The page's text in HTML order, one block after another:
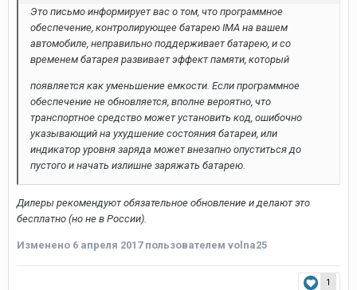
Это письмо информирует вас о том, что программное
обеспечение, контролирующее батарею IMA на вашем
автомобиле, неправильно поддерживает батарею, и со
временем батарея развивает эффект памяти, который
появляется как уменьшение емкости. Если программное
обеспечение не обновляется, вполне вероятно, что
транспортное средство может установить код, ошибочно
указывающий на ухудшение состояния батареи, или
индикатор уровня заряда может внезапно опуститься до
пустого и начать излишне заряжать батарею.
Дилеры рекомендуют обязательное обновление и делают это
бесплатно (но не в России).
Изменено 6 апреля 2017пользователем volna25
1